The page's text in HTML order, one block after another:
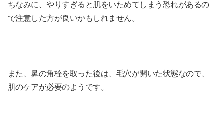
ちなみに、やりすぎると肌をいためてしまう恐れがあるの
で注意した方が良いかもしれません。
また、鼻の角栓を取った後は、毛穴が開いた状態なので、
肌のケアが必要のようです。